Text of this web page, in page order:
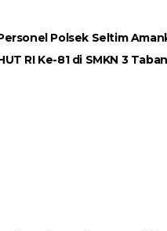
Polsek Seltim
RI Ke-81 di SMKN 3